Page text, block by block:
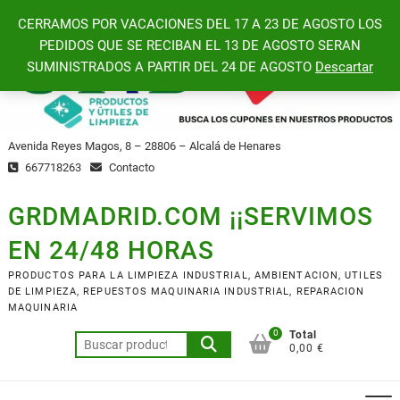
contenido
Avenida Reyes Magos, 8 – 28806 – Alcalá de Henares
667718263
Contacto
GRDMADRID.COM ¡¡SERVIMOS
EN 24/48 HORAS
PRODUCTOS PARA LA LIMPIEZA INDUSTRIAL, AMBIENTACION, UTILES
DE LIMPIEZA, REPUESTOS MAQUINARIA INDUSTRIAL, REPARACION
MAQUINARIA
Buscar
por:
0
Total
0,00 €
CERRAMOS POR VACACIONES DEL 17 A 23 DE AGOSTO LOS
PEDIDOS QUE SE RECIBAN EL 13 DE AGOSTO SERAN
SUMINISTRADOS A PARTIR DEL 24 DE AGOSTO Descartar